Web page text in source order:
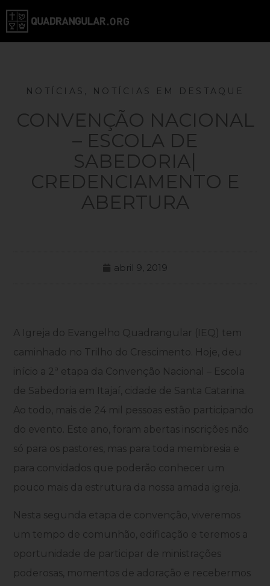
NOTÍCIAS , NOTÍCIAS EM DESTAQUE
CONVENÇÃO NACIONAL
– ESCOLA DE
SABEDORIA|
CREDENCIAMENTO E
ABERTURA
abril 9, 2019
A Igreja do Evangelho Quadrangular (IEQ) tem
caminhado no Trilho do Crescimento. Hoje, deu
início a 2ª etapa da Convenção Nacional – Escola
de Sabedoria em Itajaí, cidade de Santa Catarina.
Ao todo, mais de 24 mil pessoas estão participando
do evento. Este ano, foram abertas inscrições não
só para os pastores, mas para toda membresia e
para convidados que poderão conhecer um
pouco mais da estrutura da nossa amada igreja.
Nesta segunda etapa de convenção, viveremos
um tempo de comunhão, edificação e teremos a
oportunidade de participar de ministrações
poderosas, momentos de adoração e recebermos